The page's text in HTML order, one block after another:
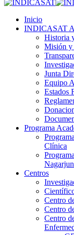
Inicio
INDICASAT
Historia
Misión y
Junta
Equipo
Estados
Programa
Clínica
Centros
Centro
Centro
Centro